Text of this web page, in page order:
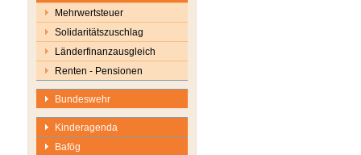
Mehrwertsteuer
Solidaritätszuschlag
Länderfinanzausgleich
Renten - Pensionen
Bundeswehr
Kinderagenda
Bafög